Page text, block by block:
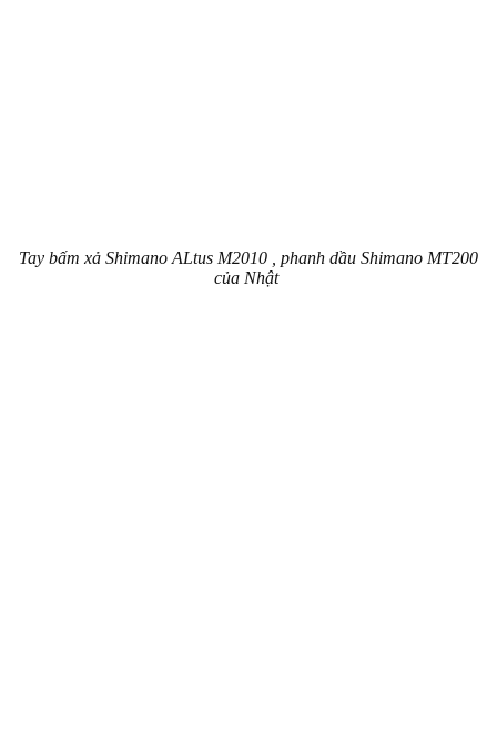
Tay bấm xả Shimano ALtus M2010 , phanh dầu Shimano MT200
của Nhật